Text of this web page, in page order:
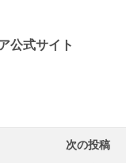
公式サイト
次の投稿